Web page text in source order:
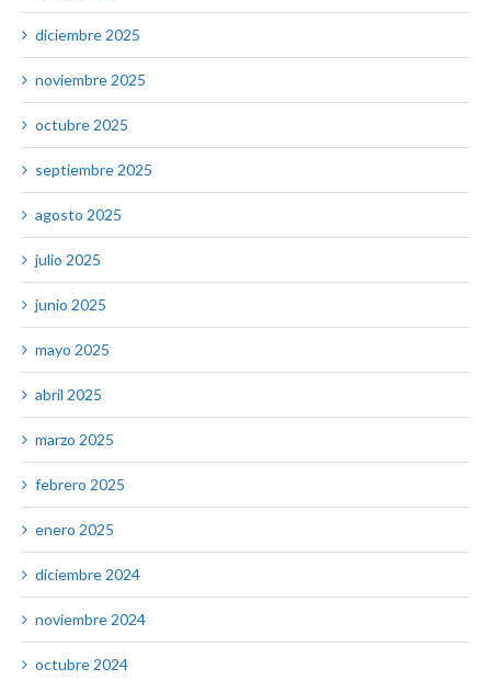
diciembre 2025
noviembre 2025
octubre 2025
septiembre 2025
agosto 2025
julio 2025
junio 2025
mayo 2025
abril 2025
marzo 2025
febrero 2025
enero 2025
diciembre 2024
noviembre 2024
octubre 2024